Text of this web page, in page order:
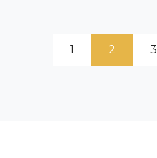
1 2 3